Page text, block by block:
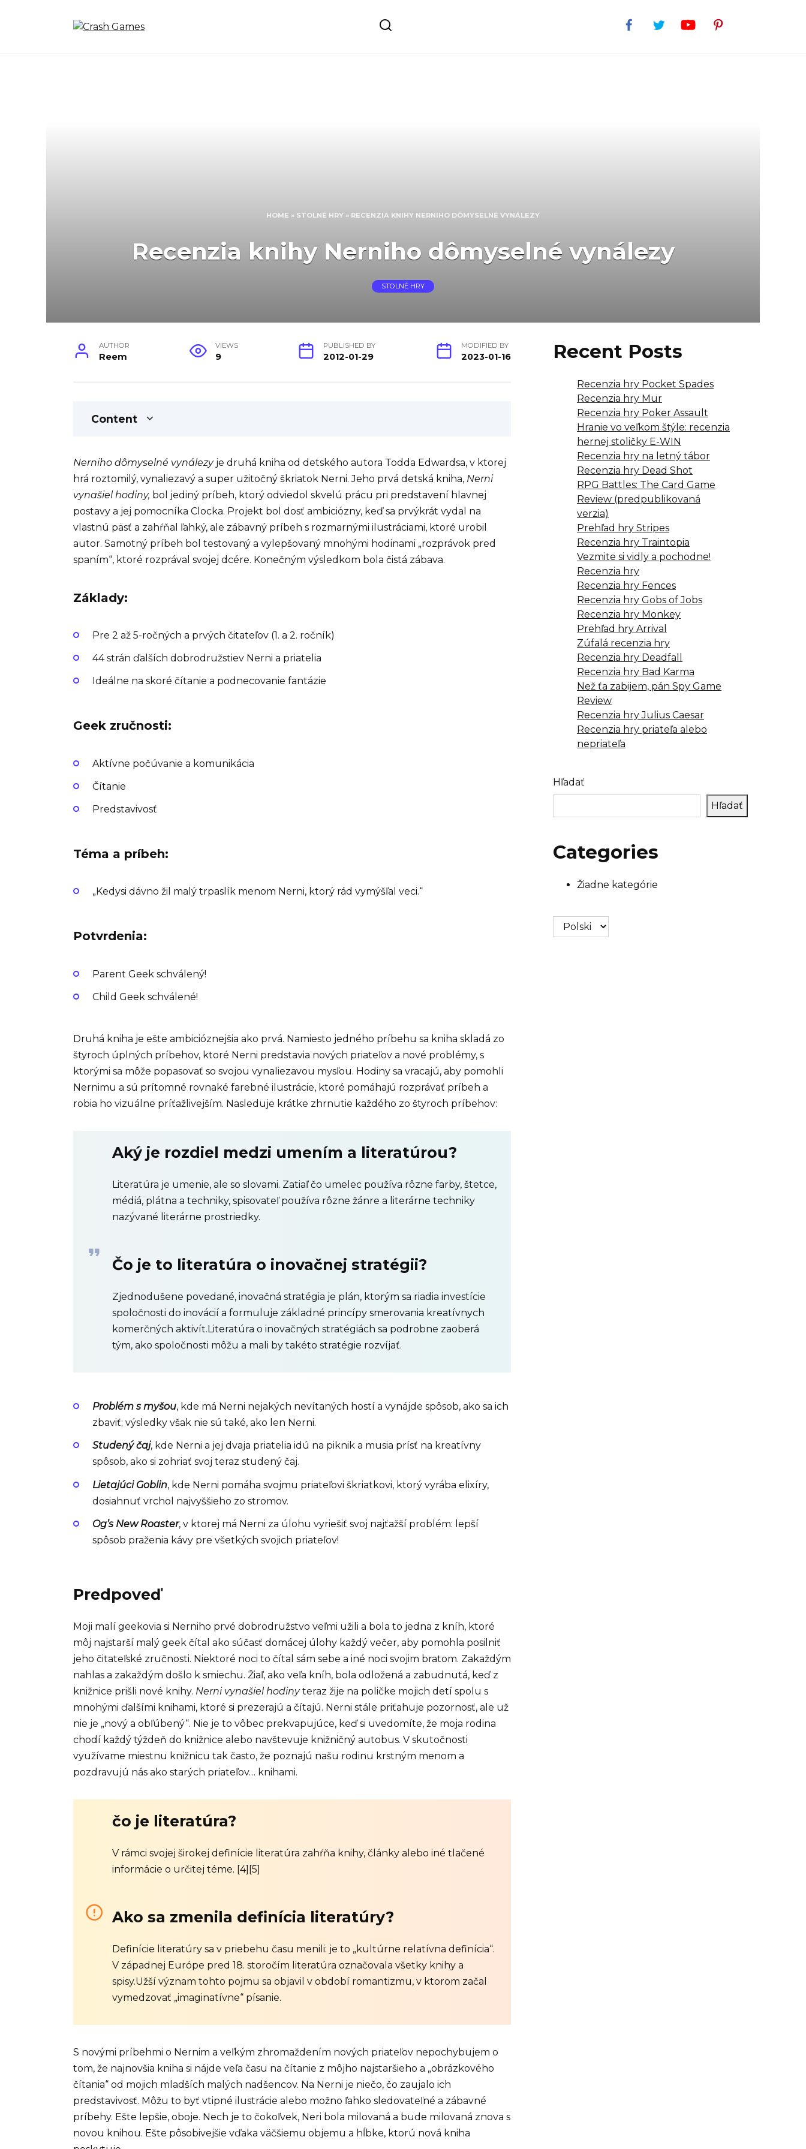
HOME » STOLNÉ HRY » RECENZIA KNIHY NERNIHO DÔMYSELNÉ VYNÁLEZY
Recenzia knihy Nerniho dômyselné vynálezy
STOLNÉ HRY
AUTHOR
Reem
VIEWS
9
PUBLISHED BY
2012-01-29
MODIFIED BY
2023-01-16
Content
Nerniho dômyselné vynálezyje druhá kniha od detského autora Todda Edwardsa, v ktorej
hrá roztomilý, vynaliezavý a super užitočný škriatok Nerni. Jeho prvá detská kniha, Nerni
vynašiel hodiny, bol jediný príbeh, ktorý odviedol skvelú prácu pri predstavení hlavnej
postavy a jej pomocníka Clocka. Projekt bol dosť ambiciózny, keď sa prvýkrát vydal na
vlastnú päsť a zahŕňal ľahký, ale zábavný príbeh s rozmarnými ilustráciami, ktoré urobil
autor. Samotný príbeh bol testovaný a vylepšovaný mnohými hodinami „rozprávok pred
spaním“, ktoré rozprával svojej dcére. Konečným výsledkom bola čistá zábava.
Základy:
Pre 2 až 5-ročných a prvých čitateľov (1. a 2. ročník)
44 strán ďalších dobrodružstiev Nerni a priatelia
Ideálne na skoré čítanie a podnecovanie fantázie
Geek zručnosti:
Aktívne počúvanie a komunikácia
Čítanie
Predstavivosť
Téma a príbeh:
„Kedysi dávno žil malý trpaslík menom Nerni, ktorý rád vymýšľal veci.“
Potvrdenia:
Parent Geek schválený!
Child Geek schválené!
Druhá kniha je ešte ambicióznejšia ako prvá. Namiesto jedného príbehu sa kniha skladá zo
štyroch úplných príbehov, ktoré Nerni predstavia nových priateľov a nové problémy, s
ktorými sa môže popasovať so svojou vynaliezavou mysľou. Hodiny sa vracajú, aby pomohli
Nernimu a sú prítomné rovnaké farebné ilustrácie, ktoré pomáhajú rozprávať príbeh a
robia ho vizuálne príťažlivejším. Nasleduje krátke zhrnutie každého zo štyroch príbehov:
Aký je rozdiel medzi umením a literatúrou?
Literatúra je umenie, ale so slovami. Zatiaľ čo umelec používa rôzne farby, štetce,
médiá, plátna a techniky, spisovateľ používa rôzne žánre a literárne techniky
nazývané literárne prostriedky.
Čo je to literatúra o inovačnej stratégii?
Zjednodušene povedané, inovačná stratégia je plán, ktorým sa riadia investície
spoločnosti do inovácií a formuluje základné princípy smerovania kreatívnych
komerčných aktivít.Literatúra o inovačných stratégiách sa podrobne zaoberá
tým, ako spoločnosti môžu a mali by takéto stratégie rozvíjať.
Problém s myšou, kde má Nerni nejakých nevítaných hostí a vynájde spôsob, ako sa ich
zbaviť; výsledky však nie sú také, ako len Nerni.
Studený čaj, kde Nerni a jej dvaja priatelia idú na piknik a musia prísť na kreatívny
spôsob, ako si zohriať svoj teraz studený čaj.
Lietajúci Goblin, kde Nerni pomáha svojmu priateľovi škriatkovi, ktorý vyrába elixíry,
dosiahnuť vrchol najvyššieho zo stromov.
Og’s New Roaster, v ktorej má Nerni za úlohu vyriešiť svoj najťažší problém: lepší
spôsob praženia kávy pre všetkých svojich priateľov!
Predpoveď
Moji malí geekovia si Nerniho prvé dobrodružstvo veľmi užili a bola to jedna z kníh, ktoré
môj najstarší malý geek čítal ako súčasť domácej úlohy každý večer, aby pomohla posilniť
jeho čitateľské zručnosti. Niektoré noci to čítal sám sebe a iné noci svojim bratom. Zakaždým
nahlas a zakaždým došlo k smiechu. Žiaľ, ako veľa kníh, bola odložená a zabudnutá, keď z
knižnice prišli nové knihy. Nerni vynašiel hodinyteraz žije na poličke mojich detí spolu s
mnohými ďalšími knihami, ktoré si prezerajú a čítajú. Nerni stále priťahuje pozornosť, ale už
nie je „nový a obľúbený“. Nie je to vôbec prekvapujúce, keď si uvedomíte, že moja rodina
chodí každý týždeň do knižnice alebo navštevuje knižničný autobus. V skutočnosti
využívame miestnu knižnicu tak často, že poznajú našu rodinu krstným menom a
pozdravujú nás ako starých priateľov… knihami.
čo je literatúra?
V rámci svojej širokej definície literatúra zahŕňa knihy, články alebo iné tlačené
informácie o určitej téme. [4][5]
Ako sa zmenila definícia literatúry?
Definície literatúry sa v priebehu času menili: je to „kultúrne relatívna definícia“.
V západnej Európe pred 18. storočím literatúra označovala všetky knihy a
spisy.Užší význam tohto pojmu sa objavil v období romantizmu, v ktorom začal
vymedzovať „imaginatívne“ písanie.
S novými príbehmi o Nernim a veľkým zhromaždením nových priateľov nepochybujem o
tom, že najnovšia kniha si nájde veľa času na čítanie z môjho najstaršieho a „obrázkového
čítania“ od mojich mladších malých nadšencov. Na Nerni je niečo, čo zaujalo ich
predstavivosť. Môžu to byť vtipné ilustrácie alebo možno ľahko sledovateľné a zábavné
príbehy. Ešte lepšie, oboje. Nech je to čokoľvek, Neri bola milovaná a bude milovaná znova s
​​novou knihou. Ešte pôsobivejšie vďaka väčšiemu objemu a hĺbke, ktorú nová kniha
Recent Posts
Recenzia hry Pocket Spades
Recenzia hry Mur
Recenzia hry Poker Assault
Hranie vo veľkom štýle: recenzia
hernej stoličky E-WIN
Recenzia hry na letný tábor
Recenzia hry Dead Shot
RPG Battles: The Card Game
Review (predpublikovaná
verzia)
Prehľad hry Stripes
Recenzia hry Traintopia
Vezmite si vidly a pochodne!
Recenzia hry
Recenzia hry Fences
Recenzia hry Gobs of Jobs
Recenzia hry Monkey
Prehľad hry Arrival
Zúfalá recenzia hry
Recenzia hry Deadfall
Recenzia hry Bad Karma
Než ťa zabijem, pán Spy Game
Review
Recenzia hry Julius Caesar
Recenzia hry priateľa alebo
nepriateľa
Hľadať
Hľadať
Categories
Žiadne kategórie
Vyberte
jazyk